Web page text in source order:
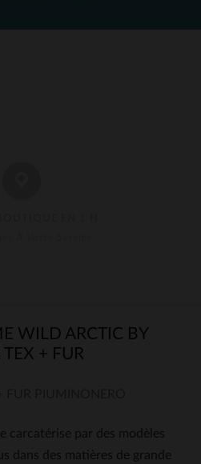
WILD ARCTIC BY
+ FUR
carcatérise par des modèles
dans des matières de grande